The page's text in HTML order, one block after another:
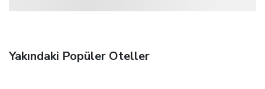
Yakındaki Popüler Oteller